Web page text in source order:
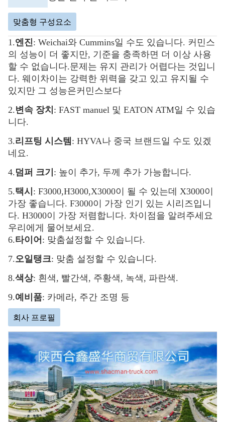
맞춤형 구성요소
1.엔진: Weichai와 Cummins일 수도 있습니다. 커민스
의 성능이 더 좋지만, 기준을 충족하면 더 이상 사용
할 수 없습니다.문제는 유지 관리가 어렵다는 것입니
다. 웨이차이는 강력한 위력을 갖고 있고 유지될 수
있지만 그 성능은커민스보다
2.변속 장치 : FAST manuel 및 EATON ATM일 수 있습
니다.
3.리프팅 시스템 : HYVA나 중국 브랜드일 수도 있겠
네요.
4.덤퍼 크기 : 높이 추가, 두께 추가 가능합니다.
5.택시 : F3000,H3000,X3000이 될 수 있는데 X3000이
가장 좋습니다. F3000이 가장 인기 있는 시리즈입니
다. H3000이 가장 저렴합니다. 차이점을 알려주세요
우리에게 물어보세요.
6.타이어 : 맞춤설정할 수 있습니다.
7.오일탱크: 맞춤 설정할 수 있습니다.
8.색상: 흰색, 빨간색, 주황색, 녹색, 파란색.
9.예비품: 카메라, 주간 조명 등
회사 프로필